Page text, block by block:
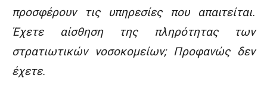
προσφέρουν τις υπηρεσίες που απαιτείται.
Έχετε αίσθηση της πληρότητας των
στρατιωτικών νοσοκομείων; Προφανώς δεν
έχετε.